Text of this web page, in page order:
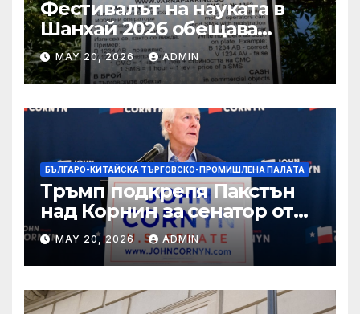
Фестивалът на науката в
Шанхай 2026 обещава
вълнуващи научно-
технологични иновации
MAY 20, 2026 ADMIN
БЪЛГАРО-КИТАЙСКА ТЪРГОВСКО-ПРОМИШЛЕНА ПАЛAТА
Тръмп подкрепя Пакстън
над Корнин за сенатор от
Тексас в шокираща
подкрепа
MAY 20, 2026 ADMIN